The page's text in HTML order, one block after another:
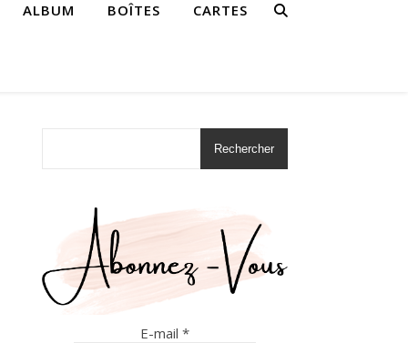
ALBUM BOÎTES CARTES
Rechercher
E-mail *